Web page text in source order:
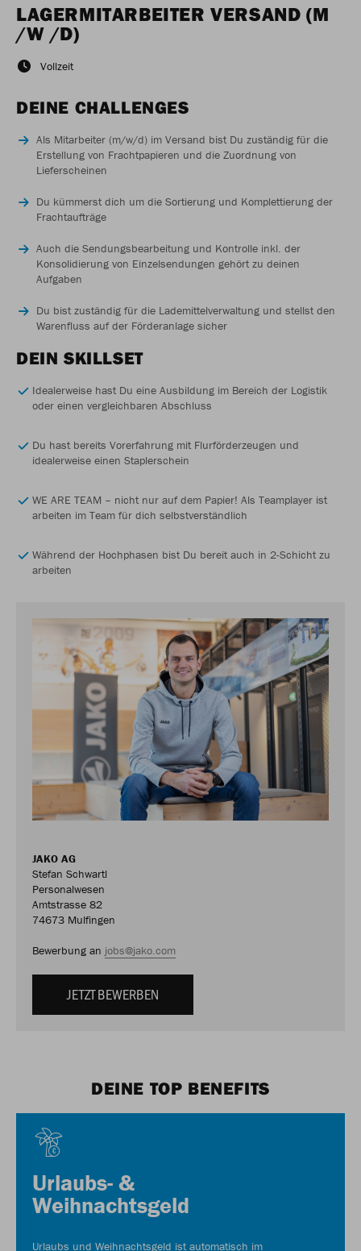
LAGERMITARBEITER VERSAND (M
/W /D)
Vollzeit
DEINE CHALLENGES
Als Mitarbeiter (m/w/d) im Versand bist Du zuständig für die
Erstellung von Frachtpapieren und die Zuordnung von
Lieferscheinen
Du kümmerst dich um die Sortierung und Komplettierung der
Frachtaufträge
Auch die Sendungsbearbeitung und Kontrolle inkl. der
Konsolidierung von Einzelsendungen gehört zu deinen
Aufgaben
Du bist zuständig für die Lademittelverwaltung und stellst den
Warenfluss auf der Förderanlage sicher
DEIN SKILLSET
Idealerweise hast Du eine Ausbildung im Bereich der Logistik
oder einen vergleichbaren Abschluss
Du hast bereits Vorerfahrung mit Flurförderzeugen und
idealerweise einen Staplerschein
WE ARE TEAM – nicht nur auf dem Papier! Als Teamplayer ist
arbeiten im Team für dich selbstverständlich
Während der Hochphasen bist Du bereit auch in 2-Schicht zu
arbeiten
JAKO AG
Stefan Schwartl
Personalwesen
Amtstrasse 82
74673 Mulfingen
Bewerbung an jobs@jako.com
JETZT BEWERBEN
DEINE TOP BENEFITS
Urlaubs- &
Weihnachtsgeld
Urlaubs und Weihnachtsgeld ist automatisch im